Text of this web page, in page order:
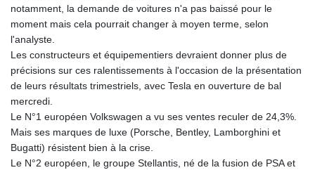
notamment, la demande de voitures n'a pas baissé pour le
moment mais cela pourrait changer à moyen terme, selon
l'analyste.
Les constructeurs et équipementiers devraient donner plus de
précisions sur ces ralentissements à l'occasion de la présentation
de leurs résultats trimestriels, avec Tesla en ouverture de bal
mercredi.
Le N°1 européen Volkswagen a vu ses ventes reculer de 24,3%.
Mais ses marques de luxe (Porsche, Bentley, Lamborghini et
Bugatti) résistent bien à la crise.
Le N°2 européen, le groupe Stellantis, né de la fusion de PSA et